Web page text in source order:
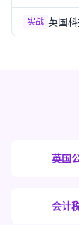
业卖
实战 英国
易踩
英国
会计